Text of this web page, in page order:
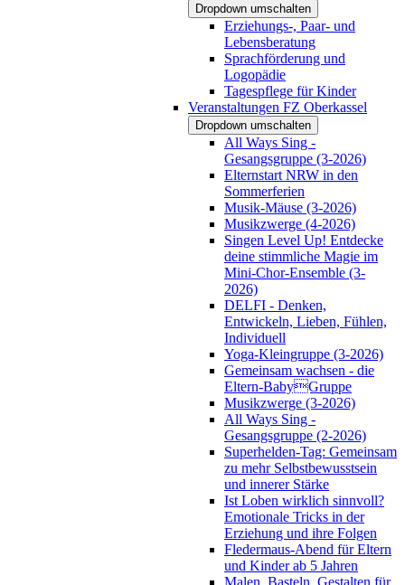
Dropdown umschalten
Erziehungs-, Paar- und
Lebensberatung
Sprachförderung und
Logopädie
Tagespflege für Kinder
Veranstaltungen FZ Oberkassel
Dropdown umschalten
All Ways Sing -
Gesangsgruppe (3-2026)
Elternstart NRW in den
Sommerferien
Musik-Mäuse (3-2026)
Musikzwerge (4-2026)
Singen Level Up! Entdecke
deine stimmliche Magie im
Mini-Chor-Ensemble (3-
2026)
DELFI - Denken,
Entwickeln, Lieben, Fühlen,
Individuell
Yoga-Kleingruppe (3-2026)
Gemeinsam wachsen - die
Eltern-BabyGruppe
Musikzwerge (3-2026)
All Ways Sing -
Gesangsgruppe (2-2026)
Superhelden-Tag: Gemeinsam
zu mehr Selbstbewusstsein
und innerer Stärke
Ist Loben wirklich sinnvoll?
Emotionale Tricks in der
Erziehung und ihre Folgen
Fledermaus-Abend für Eltern
und Kinder ab 5 Jahren
Malen, Basteln, Gestalten für